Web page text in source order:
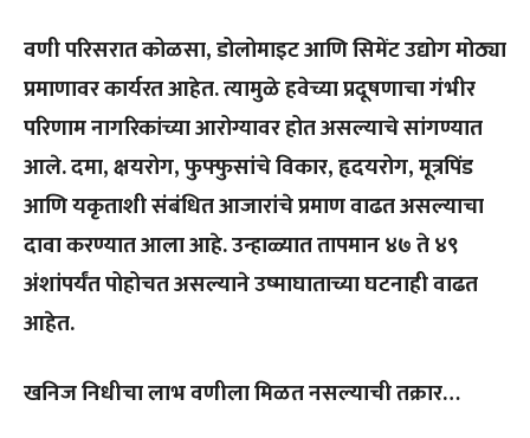
वणी परिसरात कोळसा, डोलोमाइट आणि सिमेंट उद्योग मोठ्या
प्रमाणावर कार्यरत आहेत. त्यामुळे हवेच्या प्रदूषणाचा गंभीर
परिणाम नागरिकांच्या आरोग्यावर होत असल्याचे सांगण्यात
आले. दमा, क्षयरोग, फुफ्फुसांचे विकार, हृदयरोग, मूत्रपिंड
आणि यकृताशी संबंधित आजारांचे प्रमाण वाढत असल्याचा
दावा करण्यात आला आहे. उन्हाळ्यात तापमान ४७ ते ४९
अंशांपर्यंत पोहोचत असल्याने उष्माघाताच्या घटनाही वाढत
आहेत.
खनिज निधीचा लाभ वणीला मिळत नसल्याची तक्रार…